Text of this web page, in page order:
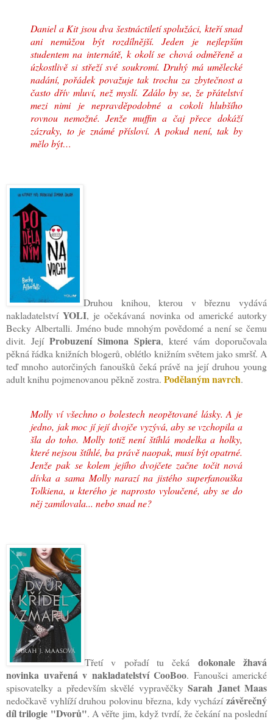
Daniel a Kit jsou dva šestnáctiletí spolužáci, kteří snad
ani nemůžou být rozdílnější. Jeden je nejlepším
studentem na internátě, k okolí se chová odměřeně a
úzkostlivě si střeží své soukromí. Druhý má umělecké
nadání, pořádek považuje tak trochu za zbytečnost a
často dřív mluví, než myslí. Zdálo by se, že přátelství
mezi nimi je nepravděpodobné a cokoli hlubšího
rovnou nemožné. Jenže muffin a čaj přece dokáží
zázraky, to je známé přísloví. A pokud není, tak by
mělo být…
Druhou knihou, kterou v březnu vydává
nakladatelstvíYOLI, je očekávaná novinka od americké autorky
Becky Albertalli. Jméno bude mnohým povědomé a není se čemu
divit. Její Probuzení Simona Spiera, které vám doporučovala
pěkná řádka knižních blogerů, oblétlo knižním světem jako smršť. A
teď mnoho autorčiných fanoušků čeká právě na její druhou young
adult knihu pojmenovanou pěkně zostra. Podělaným navrch.
Molly ví všechno o bolestech neopětované lásky. A je
jedno, jak moc jí její dvojče vyzývá, aby se vzchopila a
šla do toho. Molly totiž není štíhlá modelka a holky,
které nejsou štíhlé, ba právě naopak, musí být opatrné.
Jenže pak se kolem jejího dvojčete začne točit nová
dívka a sama Molly narazí na jistého superfanouška
Tolkiena, u kterého je naprosto vyloučené, aby se do
něj zamilovala... nebo snad ne?
Třetí v pořadí tu čeká dokonale žhavá
novinka uvařená v nakladatelství CooBoo. Fanoušci americké
spisovatelky a především skvělé vypravěčkySarah Janet Maas
nedočkavě vyhlíží druhou polovinu března, kdy vycházízávěrečný
díl trilogie "Dvorů". A věřte jim, když tvrdí, že čekání na poslední